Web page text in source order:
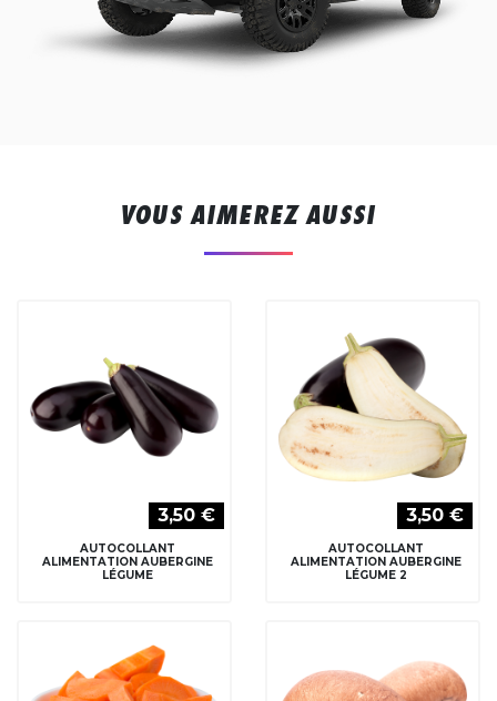
VOUS AIMEREZ AUSSI
3,50 €
AUTOCOLLANT
ALIMENTATION AUBERGINE
LÉGUME
3,50 €
AUTOCOLLANT
ALIMENTATION AUBERGINE
LÉGUME 2